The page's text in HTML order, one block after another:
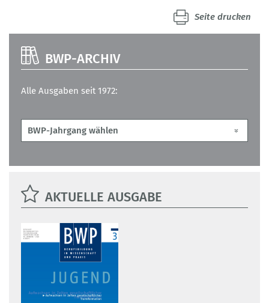
Seite drucken
BWP-ARCHIV
Alle Ausgaben seit 1972:
AKTUELLE AUSGABE